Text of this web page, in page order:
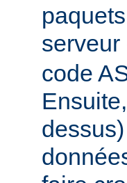
serveur
code